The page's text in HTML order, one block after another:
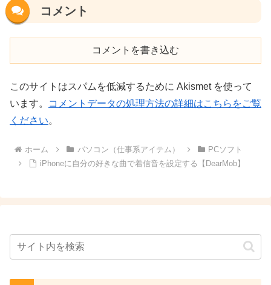
コメント
コメントを書き込む
このサイトはスパムを低減するために Akismet を使って
います。
コメントデータの処理方法の詳細はこちらをご覧
ください。
ホーム パソコン（仕事系アイテム）
PCソフト
iPhoneに自分の好きな曲で着信音を設定する【DearMob】